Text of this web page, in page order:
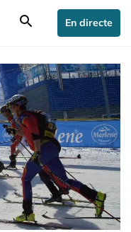
search En directe